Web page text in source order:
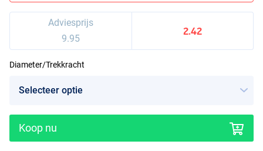
Adviesprijs
9.95
2.42
Diameter/Trekkracht
Koop nu